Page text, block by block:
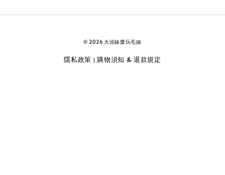
© 2026 大頭妹愛玩毛線
隱私政策 | 購物須知 & 退款規定